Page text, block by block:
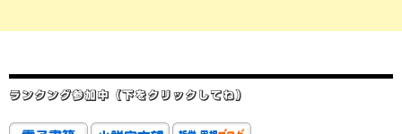
ランクング参加中（下をクリックしてね）